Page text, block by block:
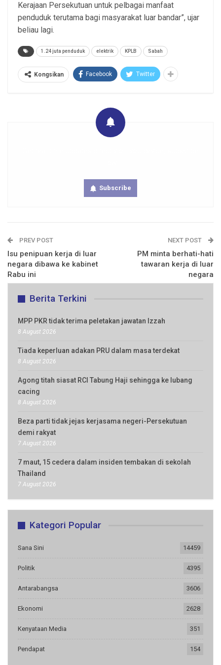
Kerajaan Persekutuan untuk pelbagai manfaat
penduduk terutama bagi masyarakat luar bandar”, ujar
beliau lagi.
1.24 juta penduduk elektrik KPLB Sabah
Kongsikan Facebook Twitter
Subscribe
PREV POST
Isu penipuan kerja di luar
negara dibawa ke kabinet
Rabu ini
NEXT POST
PM minta berhati-hati
tawaran kerja di luar
negara
Berita Terkini
MPP PKR tidak terima peletakan jawatan Izzah
8 August 2026
Tiada keperluan adakan PRU dalam masa terdekat
8 August 2026
Agong titah siasat RCI Tabung Haji sehingga ke lubang
cacing
8 August 2026
Beza parti tidak jejas kerjasama negeri-Persekutuan
demi rakyat
7 August 2026
7 maut, 15 cedera dalam insiden tembakan di sekolah
Thailand
7 August 2026
Kategori Popular
Sana Sini 14459
Politik 4395
Antarabangsa 3606
Ekonomi 2628
Kenyataan Media 351
Pendapat 154